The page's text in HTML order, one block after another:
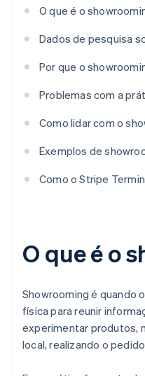
O que é o
Dados de pesquisa
Por que o
Problemas com a
Como lidar com o
Exemplos de
Como o Stripe
O que é o
Showrooming é quando
física para reunir
experimentar produtos,
local, realizando o